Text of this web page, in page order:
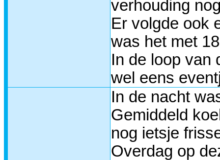
verhouding
Er volgde ook
was het met
In de loop van
wel eens
In de nacht
Gemiddeld
nog ietsje
Overdag op